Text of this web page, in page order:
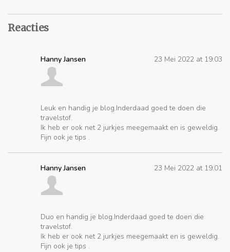
Reacties
Hanny Jansen 23 Mei 2022 at 19:03
Leuk en handig je blog.Inderdaad goed te doen die
travelstof.
Ik heb er ook net 2 jurkjes meegemaakt en is geweldig.
Fijn ook je tips .
Hanny Jansen 23 Mei 2022 at 19:01
Duo en handig je blog.Inderdaad goed te doen die
travelstof.
Ik heb er ook net 2 jurkjes meegemaakt en is geweldig.
Fijn ook je tips .